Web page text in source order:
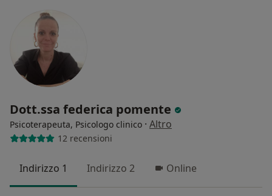
Dott.ssa federica pomente
Psicoterapeuta, Psicologo clinico · Altro
12 recensioni
Indirizzo 1 Indirizzo 2 Online